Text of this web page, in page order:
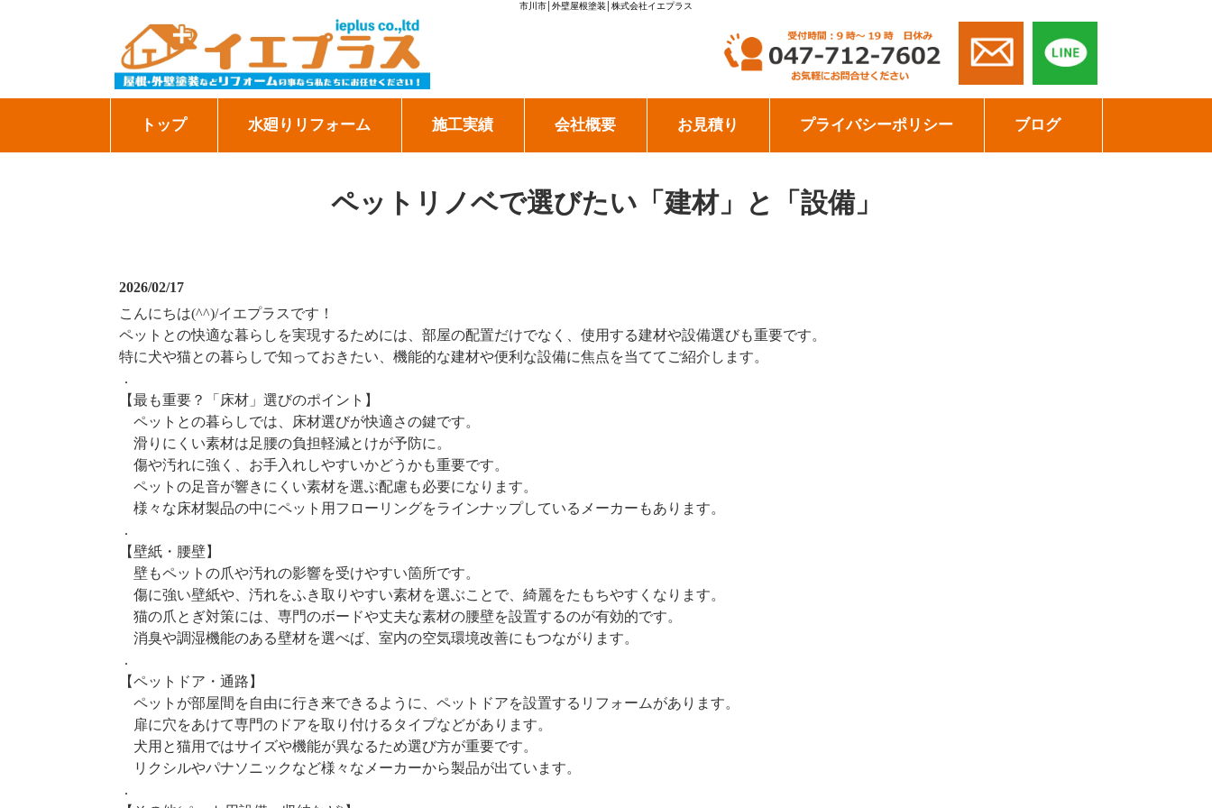
市川市│外壁屋根塗装│株式会社イエプラス
トップ 水廻りリフォーム 施工実績 会社概要 お見積り プライバシーポリシー ブログ
ペットリノベで選びたい「建材」と「設備」
2026/02/17
こんにちは(^^)/イエプラスです！
ペットとの快適な暮らしを実現するためには、部屋の配置だけでなく、使用する建材や設備選びも重要です。
特に犬や猫との暮らしで知っておきたい、機能的な建材や便利な設備に焦点を当ててご紹介します。
．
【最も重要？「床材」選びのポイント】
ペットとの暮らしでは、床材選びが快適さの鍵です。
滑りにくい素材は足腰の負担軽減とけが予防に。
傷や汚れに強く、お手入れしやすいかどうかも重要です。
ペットの足音が響きにくい素材を選ぶ配慮も必要になります。
様々な床材製品の中にペット用フローリングをラインナップしているメーカーもあります。
．
【壁紙・腰壁】
壁もペットの爪や汚れの影響を受けやすい箇所です。
傷に強い壁紙や、汚れをふき取りやすい素材を選ぶことで、綺麗をたもちやすくなります。
猫の爪とぎ対策には、専門のボードや丈夫な素材の腰壁を設置するのが有効的です。
消臭や調湿機能のある壁材を選べば、室内の空気環境改善にもつながります。
．
【ペットドア・通路】
ペットが部屋間を自由に行き来できるように、ペットドアを設置するリフォームがあります。
扉に穴をあけて専門のドアを取り付けるタイプなどがあります。
犬用と猫用ではサイズや機能が異なるため選び方が重要です。
リクシルやパナソニックなど様々なメーカーから製品が出ています。
．